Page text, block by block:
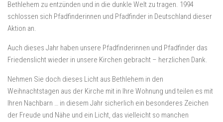
Bethlehem zu entzünden und in die dunkle Welt zu tragen. 1994
schlossen sich Pfadfinderinnen und Pfadfinder in Deutschland dieser
Aktion an.
Auch dieses Jahr haben unsere Pfadfinderinnen und Pfadfinder das
Friedenslicht wieder in unsere Kirchen gebracht – herzlichen Dank.
Nehmen Sie doch dieses Licht aus Bethlehem in den
Weihnachtstagen aus der Kirche mit in Ihre Wohnung und teilen es mit
Ihren Nachbarn … in diesem Jahr sicherlich ein besonderes Zeichen
der Freude und Nähe und ein Licht, das vielleicht so manchen